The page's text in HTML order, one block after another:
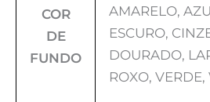
COR
DE
FUNDO
AMARELO,
ESCURO,
DOURADO,
ROXO,